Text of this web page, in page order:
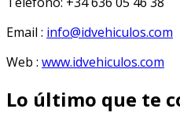
Email : info@idvehiculos.com
Web : www.idvehiculos.com
Lo último que te